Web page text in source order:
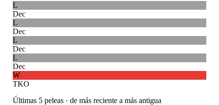
L
Dec
L
Dec
L
Dec
L
Dec
W
TKO
Últimas 5 peleas · de más reciente a más antigua